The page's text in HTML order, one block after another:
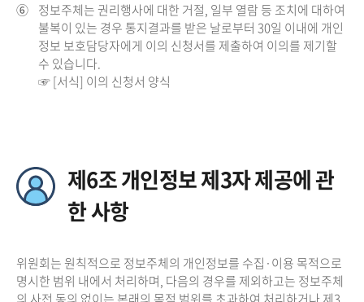
⑥ 정보주체는 권리행사에 대한 거절, 일부 열람 등 조치에 대하여
불복이 있는 경우 통지결과를 받은 날로부터 30일 이내에 개인
정보 보호담당자에게 이의 신청서를 제출하여 이의를 제기할
수 있습니다.
☞ [서식] 이의 신청서 양식
제6조 개인정보 제3자 제공에 관
한 사항
위원회는 원칙적으로 정보주체의 개인정보를 수집·이용 목적으로
명시한 범위 내에서 처리하며, 다음의 경우를 제외하고는 정보주체